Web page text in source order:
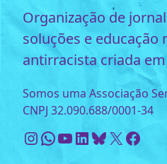
Organização de
soluções e educação
antirracista criada em
Somos uma Associação
CNPJ 32.090.688/0001-34
Instagram
WhatsApp
Youtube
LinkedIn
Bluesky
X